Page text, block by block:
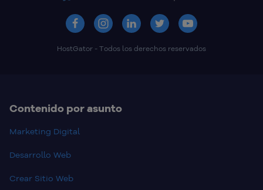
HostGator - Todos los derechos reservados
Contenido por asunto
Marketing Digital
Desarrollo Web
Crear Sitio Web